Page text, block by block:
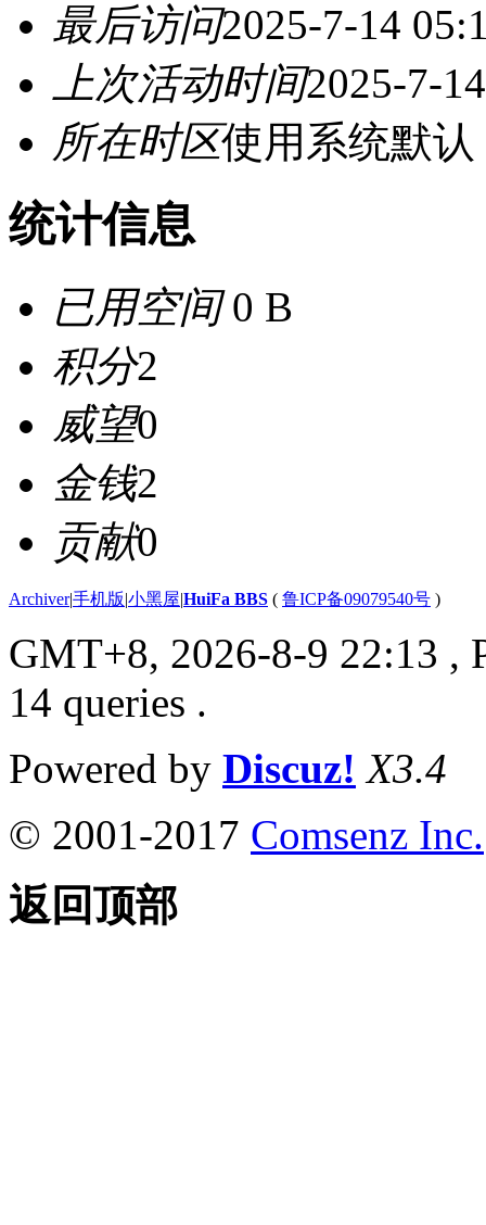
最后访问2025-7-14
上次活动时间2025-7-
所在时区使用系统默认
统计信息
已用空间0 B
积分2
威望0
金钱2
贡献0
Archiver|手机版|小黑屋|HuiFa BBS ( 鲁ICP备09079540号 )
GMT+8, 2026-8-9 22:13 ,
14 queries .
Powered by Discuz! X3.4
© 2001-2017 Comsenz Inc.
返回顶部